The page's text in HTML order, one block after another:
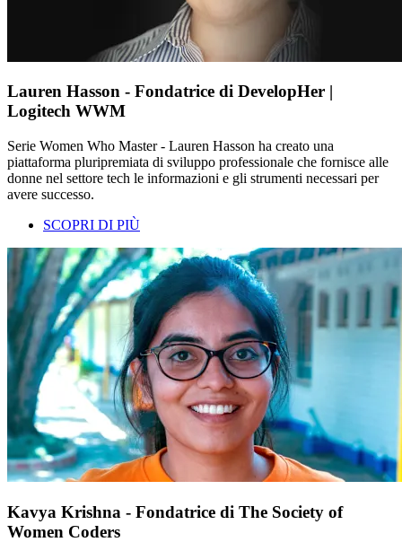
Lauren Hasson - Fondatrice di DevelopHer |
Logitech WWM
Serie Women Who Master - Lauren Hasson ha creato una
piattaforma pluripremiata di sviluppo professionale che fornisce alle
donne nel settore tech le informazioni e gli strumenti necessari per
avere successo.
SCOPRI DI PIÙ
Kavya Krishna - Fondatrice di The Society of
Women Coders